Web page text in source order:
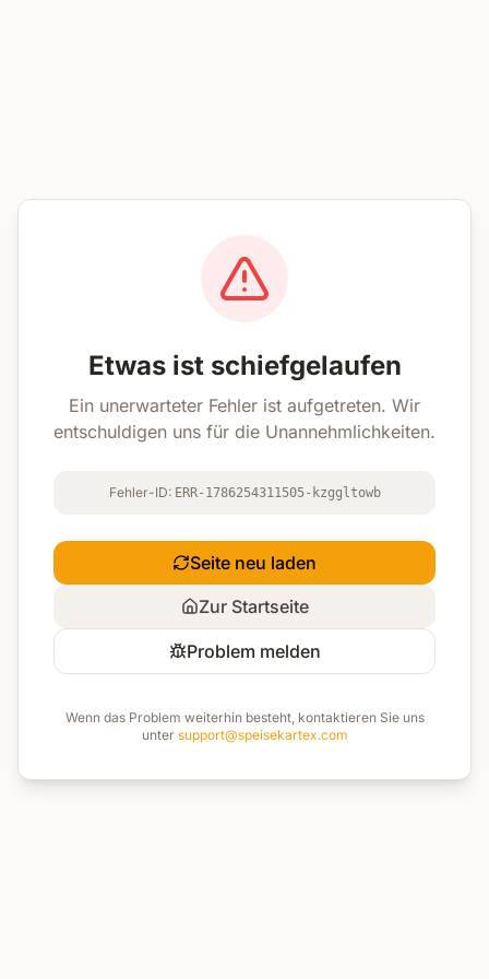
Etwas ist schiefgelaufen
Ein unerwarteter Fehler ist aufgetreten. Wir
entschuldigen uns für die Unannehmlichkeiten.
Fehler-ID: ERR-1786254311505-kzggltowb
Seite neu laden
Zur Startseite
Problem melden
Wenn das Problem weiterhin besteht, kontaktieren Sie uns
unter support@speisekartex.com